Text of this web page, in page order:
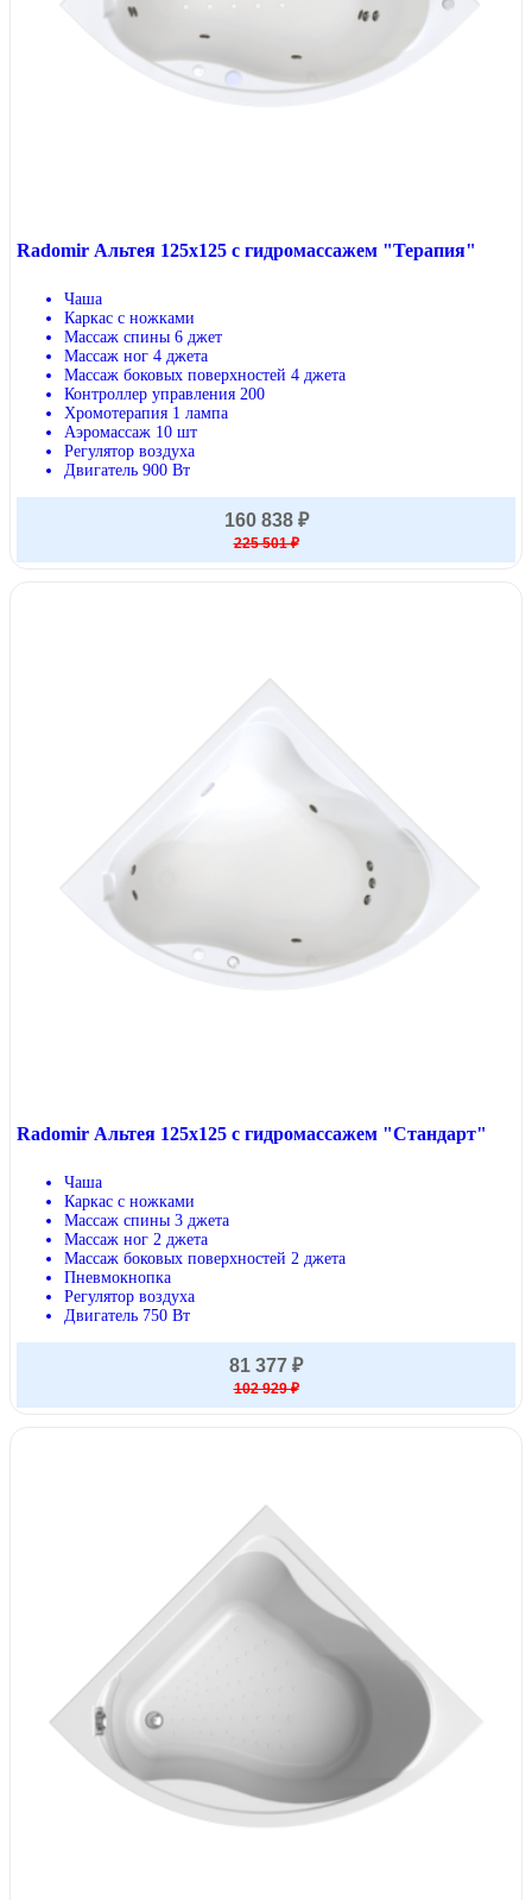
Radomir Альтея 125x125 с гидромассажем "Терапия"
Чаша
Каркас с ножками
Массаж спины 6 джет
Массаж ног 4 джета
Массаж боковых поверхностей 4 джета
Контроллер управления 200
Хромотерапия 1 лампа
Аэромассаж 10 шт
Регулятор воздуха
Двигатель 900 Вт
160 838 ₽
225 501 ₽
Radomir Альтея 125x125 с гидромассажем "Стандарт"
Чаша
Каркас с ножками
Массаж спины 3 джета
Массаж ног 2 джета
Массаж боковых поверхностей 2 джета
Пневмокнопка
Регулятор воздуха
Двигатель 750 Вт
81 377 ₽
102 929 ₽